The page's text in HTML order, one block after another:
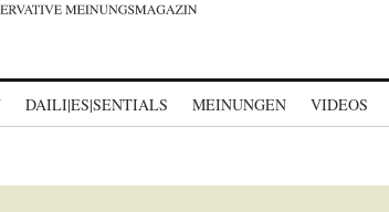
DAILI|ES|SENTIALS MEINUNGEN VIDEOS